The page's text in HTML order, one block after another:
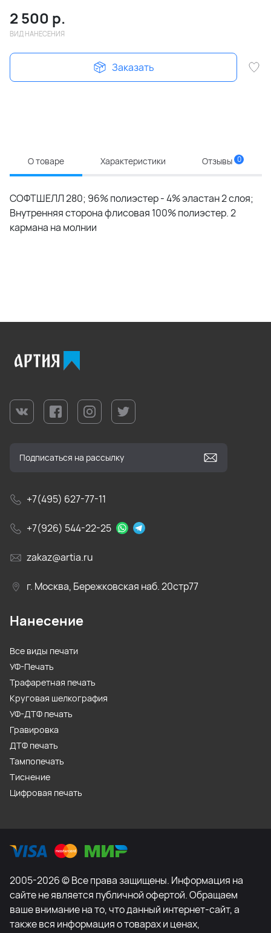
2 500 р.
ВИД НАНЕСЕНИЯ
Заказать
О товаре Характеристики Отзывы 0
СОФТШЕЛЛ 280; 96% полиэстер - 4% эластан 2 слоя;
Внутренняя сторона флисовая 100% полиэстер. 2
кармана на молнии
+7(495) 627-77-11
+7(926) 544-22-25
zakaz@artia.ru
г. Москва, Бережковская наб. 20стр77
Нанесение
Все виды печати
УФ-Печать
Трафаретная печать
Круговая шелкография
УФ-ДТФ печать
Гравировка
ДТФ печать
Тампопечать
Тиснение
Цифровая печать
2005-2026 © Все права защищены. Информация на
сайте не является публичной офертой. Обращаем
ваше внимание на то, что данный интернет-сайт, а
также вся информация о товарах и ценах,